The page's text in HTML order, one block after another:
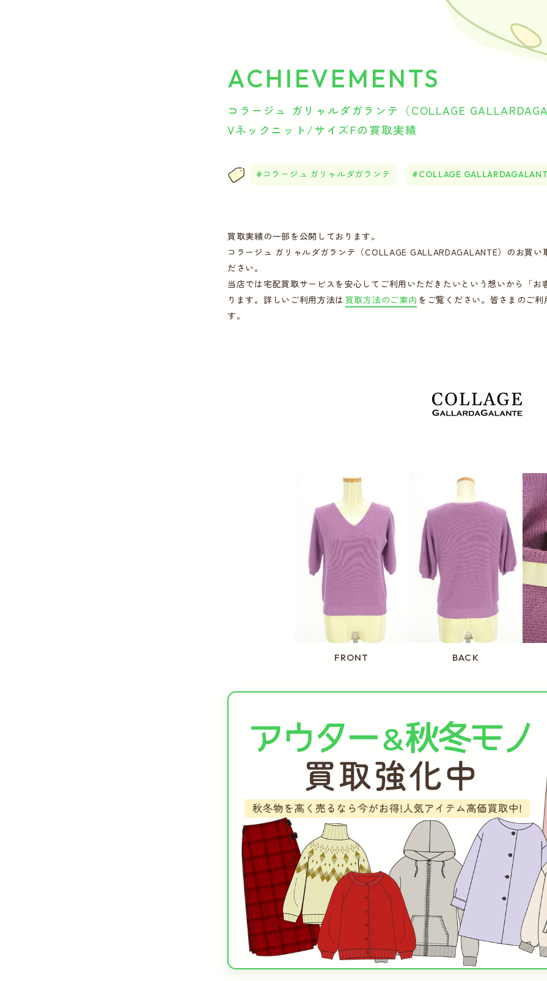
ACHIEVEMENTS
コラージュ ガリャルダガランテ（COLLAGE
Vネックニット/サイズFの買取実績
コラージュ ガリャルダガランテ COLLAGE
買取実績の一部を公開しております。
コラージュ ガリャルダガランテ（COLLAGE GALLARDAGALANTE）のお買
ださい。
当店では宅配買取サービスを安心してご利用いただきたいという想いから「
ります。詳しいご利用方法は 買取方法のご案内 をご覧ください。皆さまのご
す。
FRONT BACK